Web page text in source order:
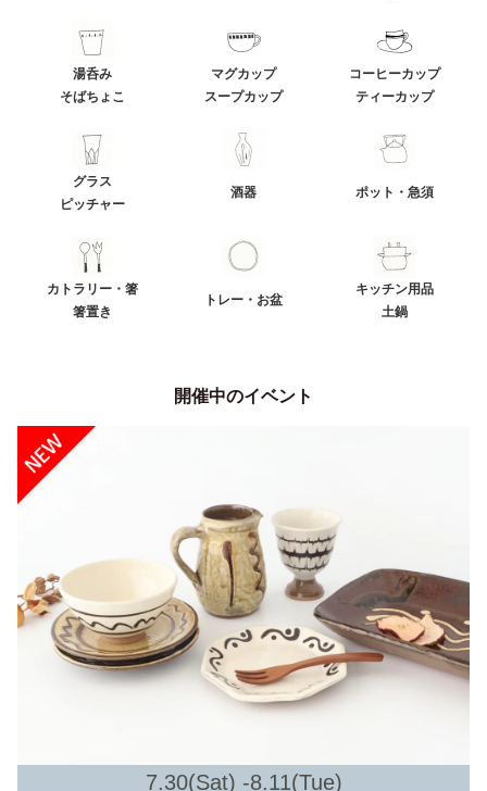
湯呑み
そばちょこ
マグカップ
スープカップ
コーヒーカップ
ティーカップ
グラス
ピッチャー
酒器 ポット・急須
カトラリー・箸
箸置き
トレー・お盆
キッチン用品
土鍋
開催中のイベント
7.30(Sat) -8.11(Tue)